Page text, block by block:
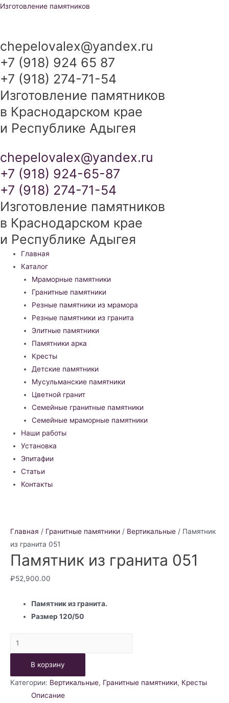
Перейти
Изготовление памятников
chepelovalex@yandex.ru
+7 (918) 924 65 87
+7 (918) 274-71-54
Изготовление памятников
в Краснодарском крае
и Республике Адыгея
chepelovalex@yandex.ru
+7 (918) 924-65-87
+7 (918) 274-71-54
Изготовление памятников
в Краснодарском крае
и Республике Адыгея
Меню
Главная
Каталог
Мраморные памятники
Гранитные памятники
Резные памятники из мрамора
Резные памятники из гранита
Элитные памятники
Памятники арка
Кресты
Детские памятники
Мусульманские памятники
Цветной гранит
Семейные гранитные памятники
Семейные мраморные памятники
Наши работы
Установка
Эпитафии
Статьи
Контакты
Главная / Гранитные памятники / Вертикальные / Памятник
из гранита 051
Памятник из гранита 051
₽52,900.00
Памятник из гранита.
Размер 120/50
Количество
товара
Памятник
из
В корзину
Категории: Вертикальные, Гранитные памятники, Кресты
Описание